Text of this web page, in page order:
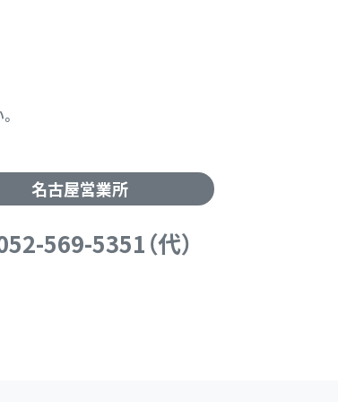
名古屋営業所
569-5351（代）